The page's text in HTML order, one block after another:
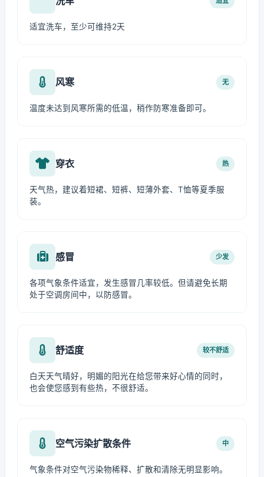
适宜洗车，至少可维持2天
风寒 无
温度未达到风寒所需的低温，稍作防寒准备即可。
穿衣 热
天气热，建议着短裙、短裤、短薄外套、T恤等夏季服
装。
感冒 少发
各项气象条件适宜，发生感冒几率较低。但请避免长期
处于空调房间中，以防感冒。
舒适度 较不舒适
白天天气晴好，明媚的阳光在给您带来好心情的同时，
也会使您感到有些热，不很舒适。
空气污染扩散条件 中
气象条件对空气污染物稀释、扩散和清除无明显影响。